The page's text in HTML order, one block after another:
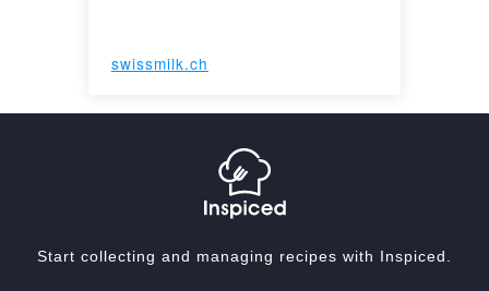
swissmilk.ch
Start collecting and managing recipes with Inspiced.